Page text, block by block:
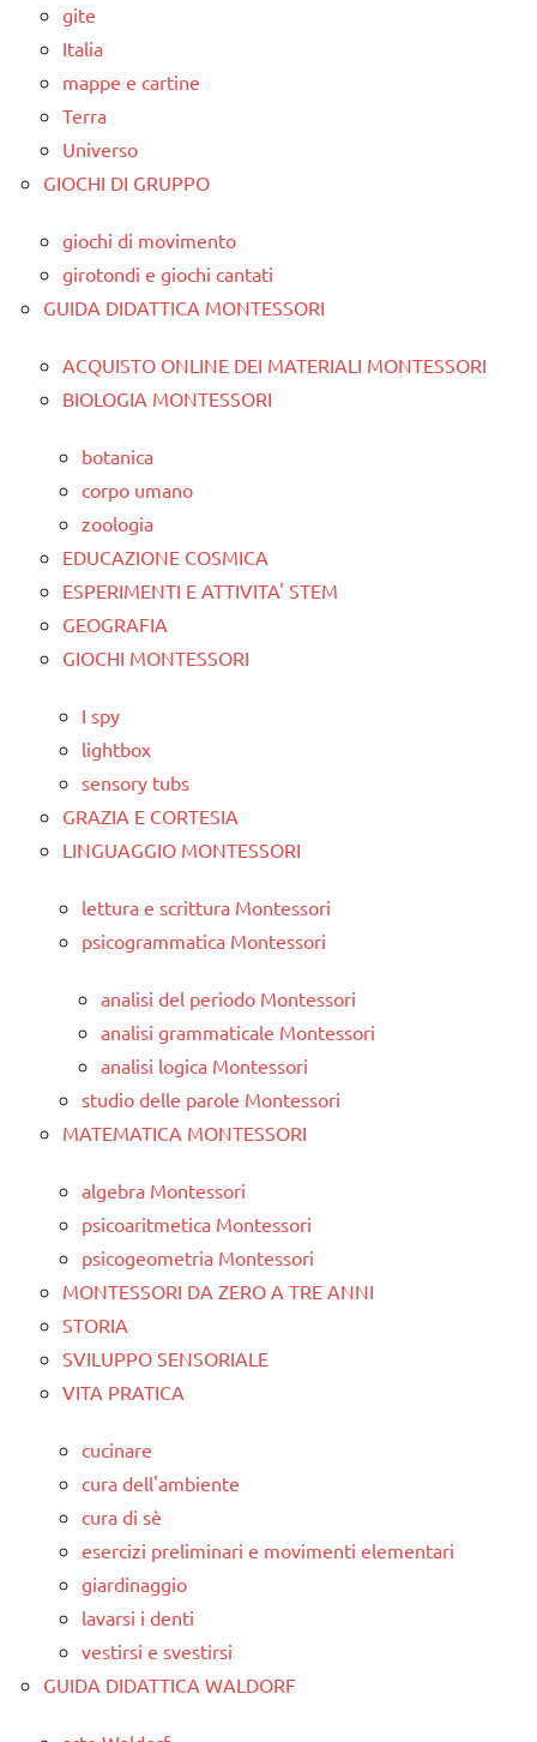
gite
Italia
mappe e cartine
Terra
Universo
GIOCHI DI GRUPPO
giochi di movimento
girotondi e giochi cantati
GUIDA DIDATTICA MONTESSORI
ACQUISTO ONLINE DEI MATERIALI MONTESSORI
BIOLOGIA MONTESSORI
botanica
corpo umano
zoologia
EDUCAZIONE COSMICA
ESPERIMENTI E ATTIVITA' STEM
GEOGRAFIA
GIOCHI MONTESSORI
I spy
lightbox
sensory tubs
GRAZIA E CORTESIA
LINGUAGGIO MONTESSORI
lettura e scrittura Montessori
psicogrammatica Montessori
analisi del periodo Montessori
analisi grammaticale Montessori
analisi logica Montessori
studio delle parole Montessori
MATEMATICA MONTESSORI
algebra Montessori
psicoaritmetica Montessori
psicogeometria Montessori
MONTESSORI DA ZERO A TRE ANNI
STORIA
SVILUPPO SENSORIALE
VITA PRATICA
cucinare
cura dell'ambiente
cura di sè
esercizi preliminari e movimenti elementari
giardinaggio
lavarsi i denti
vestirsi e svestirsi
GUIDA DIDATTICA WALDORF